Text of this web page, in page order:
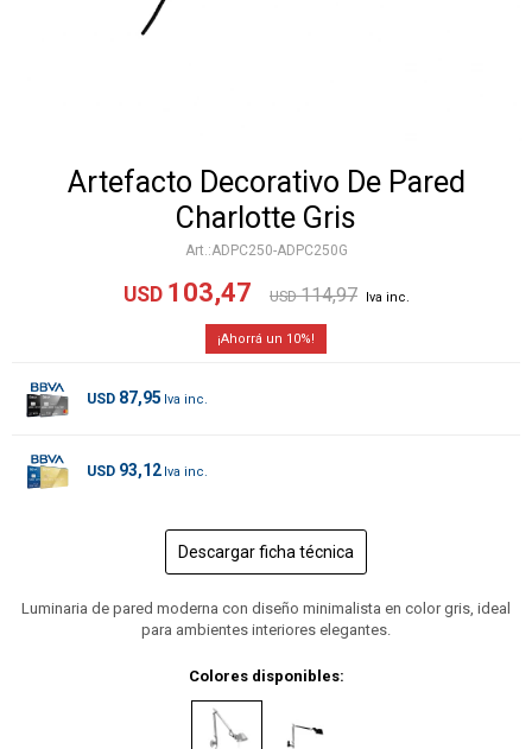
Artefacto Decorativo De Pared
Charlotte Gris
ADPC250-ADPC250G
USD 103,47 USD 114,97
10
USD 87,95
USD 93,12
Descargar ficha técnica
Luminaria de pared moderna con diseño minimalista en color gris, ideal
para ambientes interiores elegantes.
Colores disponibles: